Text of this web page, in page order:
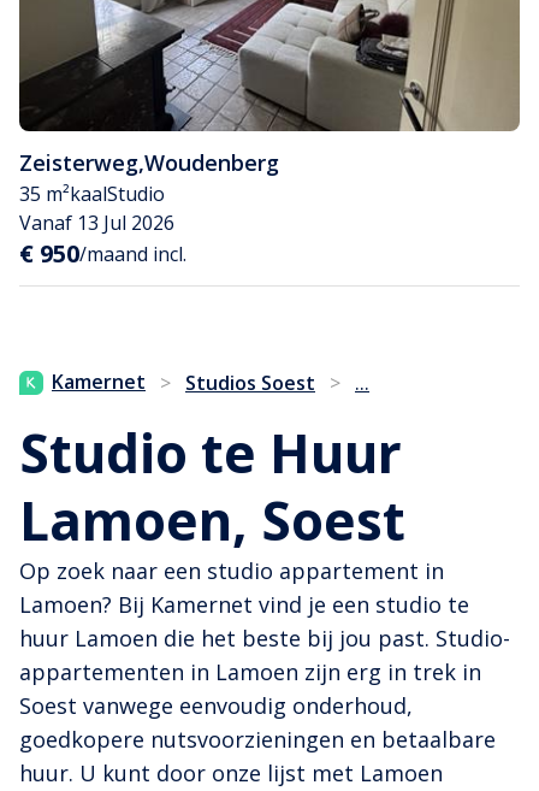
Zeisterweg,Woudenberg
35 m²kaalStudio
Vanaf 13 Jul 2026
€ 950/maand incl.
Kamernet > Studios Soest > ...
Studio te Huur
Lamoen, Soest
Op zoek naar een studio appartement in
Lamoen? Bij Kamernet vind je een studio te
huur Lamoen die het beste bij jou past. Studio-
appartementen in Lamoen zijn erg in trek in
Soest vanwege eenvoudig onderhoud,
goedkopere nutsvoorzieningen en betaalbare
huur. U kunt door onze lijst met Lamoen